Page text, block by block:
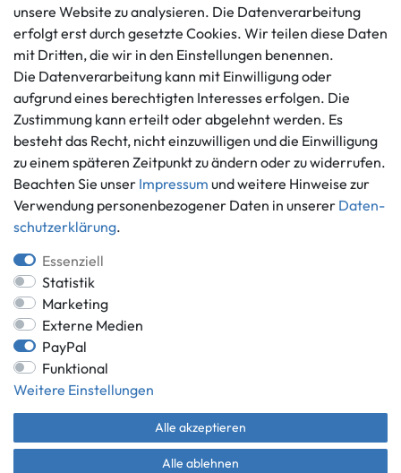
info@gameworld.de
Kontaktformular
Datenschutzerklärung
Barrierefreiheitserklärung
Widerrufs­recht
Vertrag widerrufen
Informationen
Ankauf
Über uns
Häufig gestellte Fragen
Zahlung und Versand
Batterieentsorgung
Zahlungsmöglichkeiten
*Alle Preise inkl. gesetzlicher MwSt.,
** gilt für Lieferungen innerhalb Deutschlands, Lieferzeiten für andere
Länder entnehmen Sie bitte der Schaltfläche mit den
Versandinformationen.
© Game World 2026 | Alle Rechte vorbehalten.
unsere Website zu analysieren. Die Datenverarbeitung
erfolgt erst durch gesetzte Cookies. Wir teilen diese Daten
mit Dritten, die wir in den Einstellungen benennen.
Die Datenverarbeitung kann mit Einwilligung oder
aufgrund eines berechtigten Interesses erfolgen. Die
Zustimmung kann erteilt oder abgelehnt werden. Es
besteht das Recht, nicht einzuwilligen und die Einwilligung
zu einem späteren Zeitpunkt zu ändern oder zu widerrufen.
Beachten Sie unser Impressum und weitere Hinweise zur
Verwendung personenbezogener Daten in unserer Daten­
schutz­erklärung.
Essenziell
Statistik
Marketing
Externe Medien
PayPal
Funktional
Weitere Einstellungen
Alle akzeptieren
Alle ablehnen